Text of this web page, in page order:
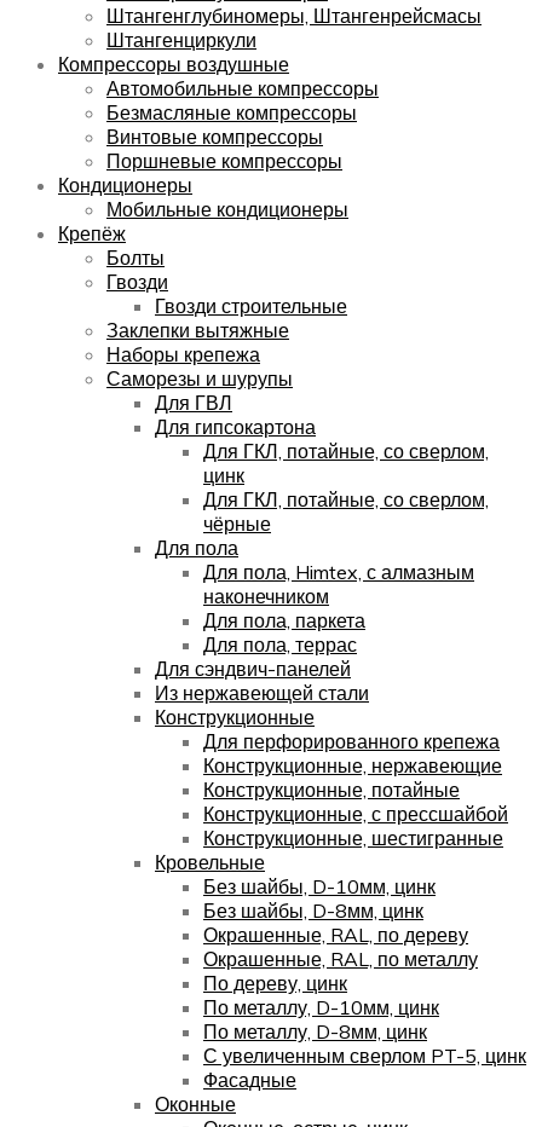
Штангенглубиномеры, Штангенрейсмасы
Штангенциркули
Компрессоры воздушные
Автомобильные компрессоры
Безмасляные компрессоры
Винтовые компрессоры
Поршневые компрессоры
Кондиционеры
Мобильные кондиционеры
Крепёж
Болты
Гвозди
Гвозди строительные
Заклепки вытяжные
Наборы крепежа
Саморезы и шурупы
Для ГВЛ
Для гипсокартона
Для ГКЛ, потайные, со сверлом,
цинк
Для ГКЛ, потайные, со сверлом,
чёрные
Для пола
Для пола, Himtex, с алмазным
наконечником
Для пола, паркета
Для пола, террас
Для сэндвич-панелей
Из нержавеющей стали
Конструкционные
Для перфорированного крепежа
Конструкционные, нержавеющие
Конструкционные, потайные
Конструкционные, с прессшайбой
Конструкционные, шестигранные
Кровельные
Без шайбы, D-10мм, цинк
Без шайбы, D-8мм, цинк
Окрашенные, RAL, по дереву
Окрашенные, RAL, по металлу
По дереву, цинк
По металлу, D-10мм, цинк
По металлу, D-8мм, цинк
С увеличенным сверлом PT-5, цинк
Фасадные
Оконные